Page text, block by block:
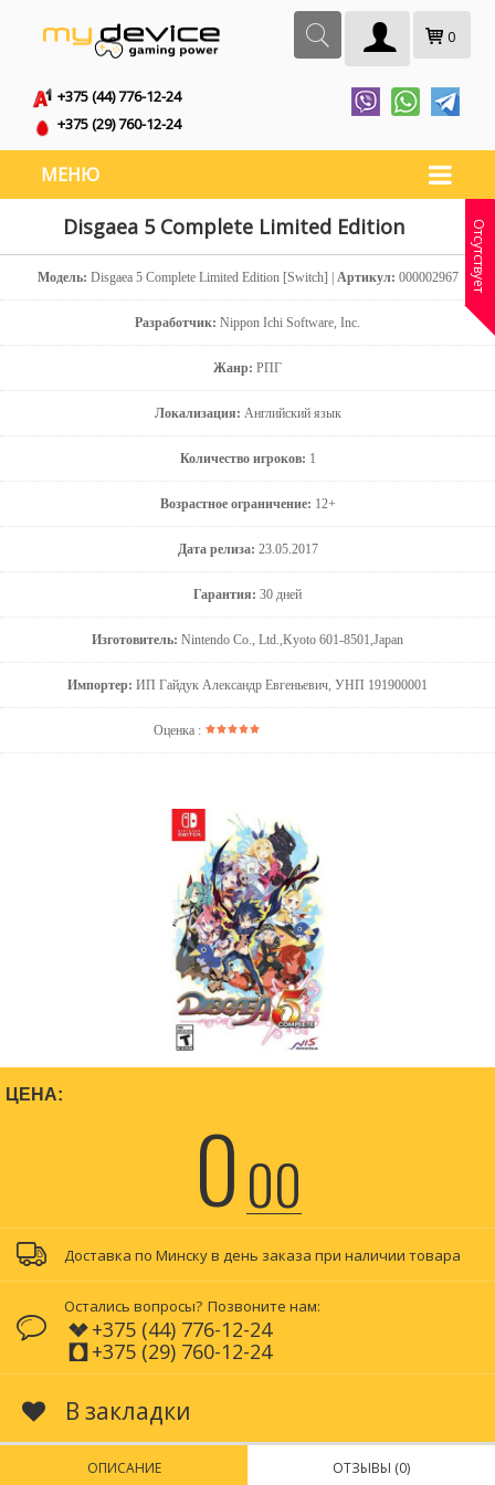
0
+375 (44) 776-12-24
+375 (29) 760-12-24
МЕНЮ
Disgaea 5 Complete Limited Edition
Модель: Disgaea 5 Complete Limited Edition [Switch] | Артикул: 000002967
Разработчик: Nippon Ichi Software, Inc.
Жанр: РПГ
Локализация: Английский язык
Количество игроков: 1
Возрастное ограничение: 12+
Дата релиза: 23.05.2017
Гарантия: 30 дней
Изготовитель: Nintendo Co., Ltd.,Kyoto 601-8501,Japan
Импортер: ИП Гайдук Александр Евгеньевич, УНП 191900001
Оценка :
Отсутствует
ЦЕНА:
000
Доставка по Минску в день заказа при наличии товара
Остались вопросы? Позвоните нам:
+375 (44) 776-12-24
+375 (29) 760-12-24
В закладки
ОПИСАНИЕ ОТЗЫВЫ (0)